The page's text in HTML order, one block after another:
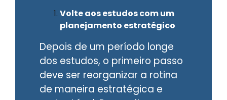
Volte aos estudos com um
planejamento estratégico
Depois de um período longe
dos estudos, o primeiro passo
deve ser reorganizar a rotina
de maneira estratégica e